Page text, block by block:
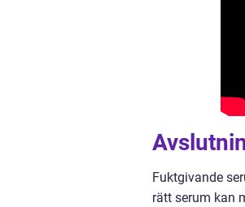
Fuktgivande
rätt serum kan